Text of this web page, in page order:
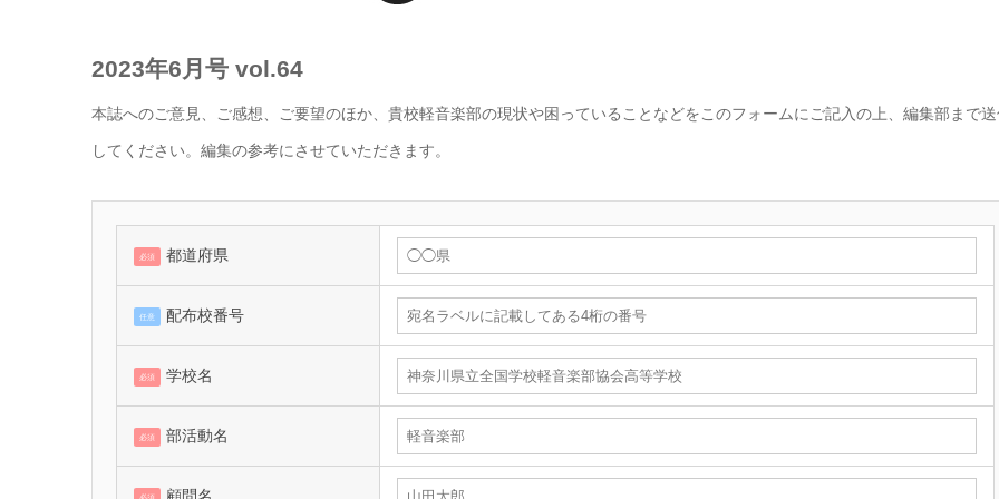
2023年6月号 vol.64
本誌へのご意見、ご感想、ご要望のほか、貴校軽音楽部の現状や困っていることなどをこのフォームにご記入の上、編集部まで
してください。編集の参考にさせていただきます。
必須 都道府県
任意 配布校番号
必須 学校名
必須 部活動名
必須